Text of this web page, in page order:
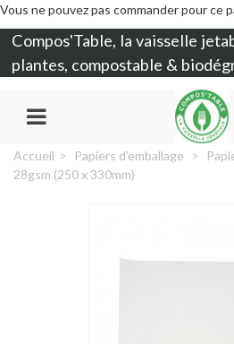
Vous ne pouvez pas commander pour ce
Compos'Table, la vaisselle
plantes, compostable &
Accueil > Papiers d'emballage >
28gsm (250 x 330mm)